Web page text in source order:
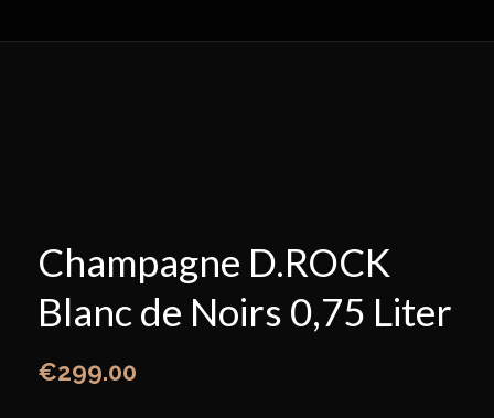
Champagne D.ROCK
Blanc de Noirs 0,75 Liter
€299.00